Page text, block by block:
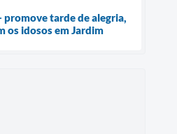
tarde de alegria,
os idosos em Jardim